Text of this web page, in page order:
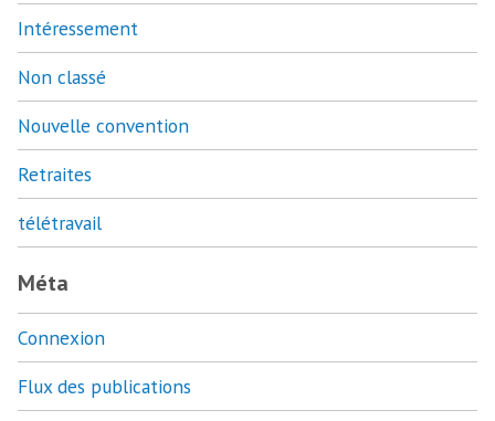
Intéressement
Non classé
Nouvelle convention
Retraites
télétravail
Méta
Connexion
Flux des publications